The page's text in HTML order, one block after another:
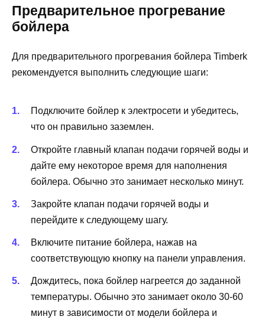
Предварительное прогревание
бойлера
Для предварительного прогревания бойлера Timberk
рекомендуется выполнить следующие шаги:
Подключите бойлер к электросети и убедитесь,
что он правильно заземлен.
Откройте главный клапан подачи горячей воды и
дайте ему некоторое время для наполнения
бойлера. Обычно это занимает несколько минут.
Закройте клапан подачи горячей воды и
перейдите к следующему шагу.
Включите питание бойлера, нажав на
соответствующую кнопку на панели управления.
Дождитесь, пока бойлер нагреется до заданной
температуры. Обычно это занимает около 30-60
минут в зависимости от модели бойлера и